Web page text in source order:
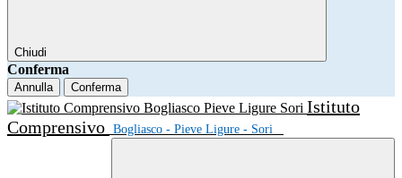
Chiudi
Conferma
Annulla Conferma
Istituto
Comprensivo Bogliasco - Pieve Ligure - Sori